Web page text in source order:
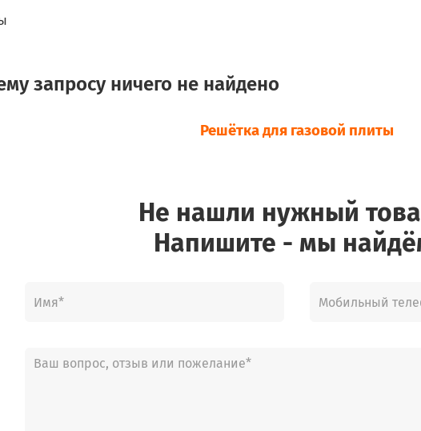
запросу ничего не найдено
Решётка для газовой плиты
Не нашли нужный
Напишите - мы